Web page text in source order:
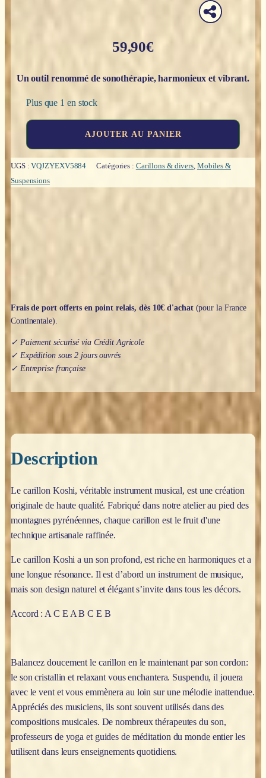
59,90€
Un outil renommé de sonothérapie, harmonieux et vibrant.
Plus que 1 en stock
Koshi
Aria
AJOUTER AU PANIER
UGS :VQJZYEXV5884 Catégories : Carillons & divers, Mobiles &
Suspensions
Frais de port offerts en point relais, dès 10€ d'achat(pour la France
Continentale).
✓ Paiement sécurisé via Crédit Agricole
✓ Expédition sous 2 jours ouvrés
✓ Entreprise française
Description
Le carillon Koshi, véritable instrument musical, est une création
originale de haute qualité. Fabriqué dans notre atelier au pied des
montagnes pyrénéennes, chaque carillon est le fruit d'une
technique artisanale raffinée.
Le carillon Koshi a un son profond, est riche en harmoniques et a
une longue résonance. Il est d’abord un instrument de musique,
mais son design naturel et élégant s’invite dans tous les décors.
Accord : A C E A B C E B
Balancez doucement le carillon en le maintenant par son cordon:
le son cristallin et relaxant vous enchantera. Suspendu, il jouera
avec le vent et vous emmènera au loin sur une mélodie inattendue.
Appréciés des musiciens, ils sont souvent utilisés dans des
compositions musicales. De nombreux thérapeutes du son,
professeurs de yoga et guides de méditation du monde entier les
utilisent dans leurs enseignements quotidiens.